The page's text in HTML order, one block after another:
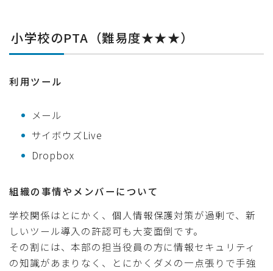
小学校のPTA（難易度★★★）
利用ツール
メール
サイボウズLive
Dropbox
組織の事情やメンバーについて
学校関係はとにかく、個人情報保護対策が過剰で、新
しいツール導入の許認可も大変面倒です。
その割には、本部の担当役員の方に情報セキュリティ
の知識があまりなく、とにかくダメの一点張りで手強